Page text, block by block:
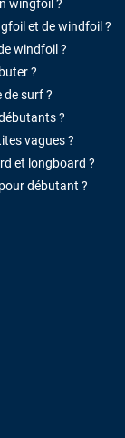
wingfoil ?
et de windfoil ?
windfoil ?
?
de surf ?
?
vagues ?
et longboard ?
débutant ?